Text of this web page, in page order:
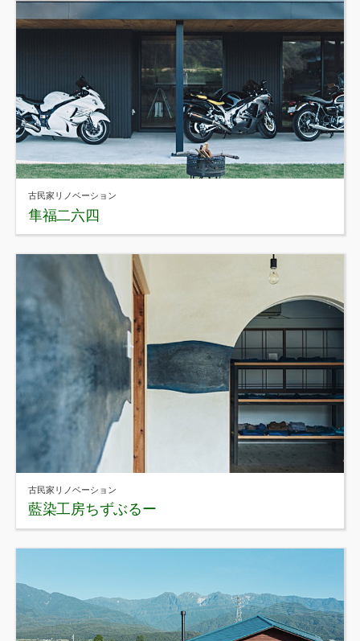
古民家リノベーション
隼福二六四
古民家リノベーション
藍染工房ちずぶるー